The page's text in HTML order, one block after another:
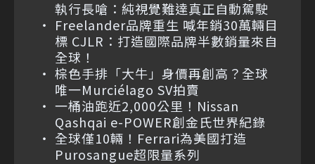
執行長嗆：純視覺難達真正自動駕駛
Freelander品牌重生 喊年銷30萬輛目
標 CJLR：打造國際品牌半數銷量來自
全球！
棕色手排「大牛」身價再創高？全球
唯一Murciélago SV拍賣
一桶油跑近2,000公里！Nissan
Qashqai e-POWER創金氏世界紀錄
全球僅10輛！Ferrari為美國打造
Purosangue超限量系列